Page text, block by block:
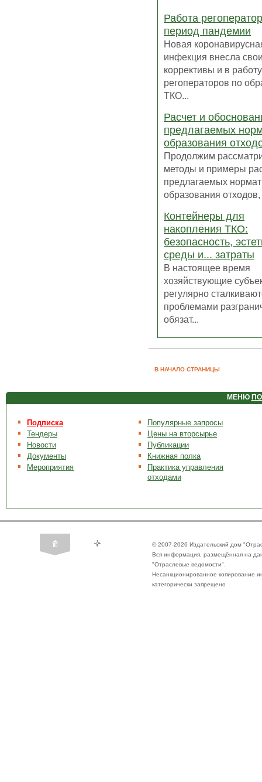
Работа
период пандемии
Новая
инфекция внесла
коррективы и в работу
регоператоров по
ТКО...
Расчет и
предлагаемых
образования
Продолжим
методы и примеры
предлагаемых
образования отходов,
Контейнеры для
накопления ТКО:
безопасность,
среды и... затраты
В настоящее время
хозяйствующие
регулярно
проблемами
обязат...
В НАЧАЛО СТРАНИЦЫ
МЕНЮ
Подписка
Тендеры
Новости
Документы
Мероприятия
Популярные запросы
Цены на вторсырье
Публикации
Книжная полка
Практика управления
отходами
© 2007-2026 Издательский дом
Вся информация, размещённая на
"Отраслевые ведомости".
Несанкционированное копирование
категорически запрещено